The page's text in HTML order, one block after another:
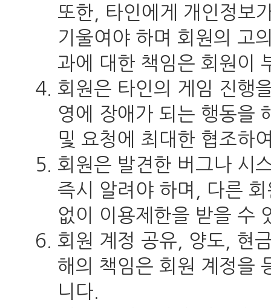
또한, 타인에게 개인정보
기울여야 하며 회원의 고
과에 대한 책임은 회원이
회원은 타인의 게임 진행
영에 장애가 되는 행동을
및 요청에 최대한 협조하
회원은 발견한 버그나 시
즉시 알려야 하며, 다른
없이 이용제한을 받을 수
회원 계정 공유, 양도, 현
해의 책임은 회원 계정을
니다.